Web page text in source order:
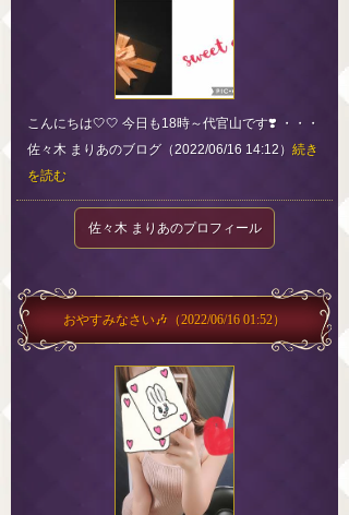
こんにちは🤍🤍 今日も18時～代官山です❣️ ・・・
佐々木 まりあのブログ（2022/06/16 14:12） 続き
を読む
佐々木 まりあのプロフィール
おやすみなさい🎶 （2022/06/16 01:52）